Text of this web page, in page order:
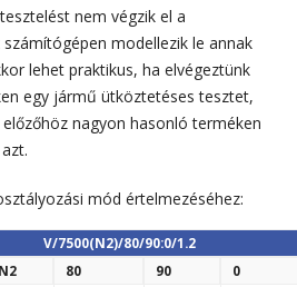
nem végzik el a
modellezik le annak
lehet praktikus, ha elvégeztünk
egy jármű ütköztetéses tesztet,
nagyon hasonló terméken
mód értelmezéséhez:
V/7500(N2)/80/90:0/1.2
N2 80 90 0